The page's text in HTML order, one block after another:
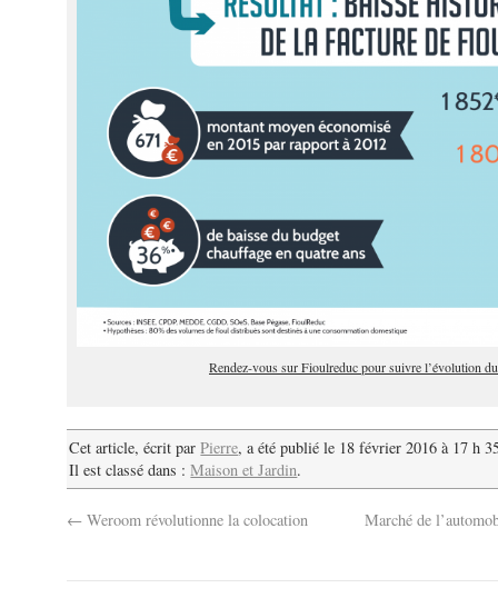
Rendez-vous sur Fioulreduc pour suivre l’évolution
Cet article, écrit parPierre, a été publié le 18 février 2016 à 17 h
Il est classé dans :Maison et Jardin.
← Weroom révolutionne la colocation Marché de